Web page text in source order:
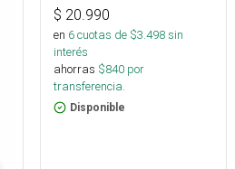
$ 20.990
en 6cuotas de $3.498sin
interés
ahorras $840 por
transferencia.
Disponible